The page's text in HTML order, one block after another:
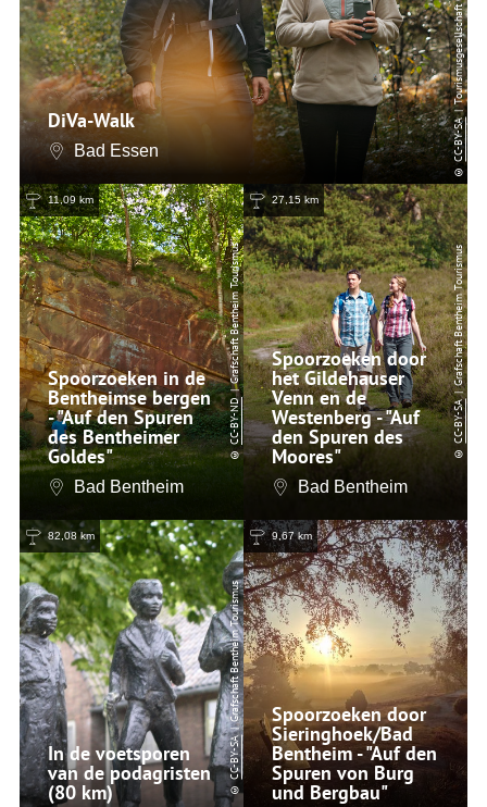
DiVa-Walk
Bad Essen
©
CC-BY-SA
11,09 km
Spoorzoeken in de
Bentheimse bergen
- "Auf den Spuren
des Bentheimer
Goldes"
Bad Bentheim
©
CC-BY-ND
| Grafschaft Bentheim Tourismus
27,15 km
Spoorzoeken door
het Gildehauser
Venn en de
Westenberg - "Auf
den Spuren des
Moores"
Bad Bentheim
©
CC-BY-SA
| Grafschaft Bentheim Tourismus
82,08 km
In de voetsporen
van de podagristen
(80 km) ©
CC-BY-SA
| Grafschaft Bentheim Tourismus
9,67 km
Spoorzoeken door
Sieringhoek/Bad
Bentheim - "Auf den
Spuren von Burg
und Bergbau"